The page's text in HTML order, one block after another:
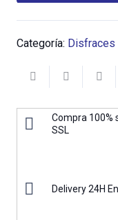
Categoría: Disfraces
Compra 100%
SSL
Delivery 24H